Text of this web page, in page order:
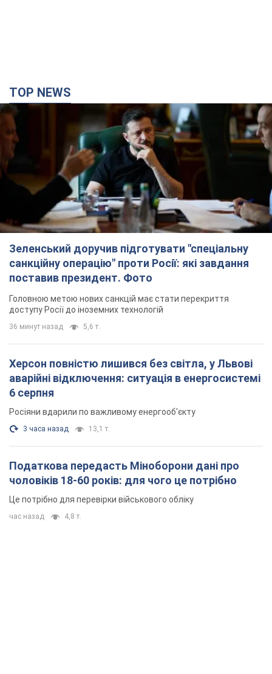
TOP NEWS
Зеленський доручив підготувати "спеціальну
санкційну операцію" проти Росії: які завдання
поставив президент. Фото
Головною метою нових санкцій має стати перекриття
доступу Росії до іноземних технологій
36 минут назад 5,6 т.
Херсон повністю лишився без світла, у Львові
аварійні відключення: ситуація в енергосистемі
6 серпня
Росіяни вдарили по важливому енергооб'єкту
3 часа назад 13,1 т.
Податкова передасть Міноборони дані про
чоловіків 18-60 років: для чого це потрібно
Це потрібно для перевірки військового обліку
час назад 4,8 т.